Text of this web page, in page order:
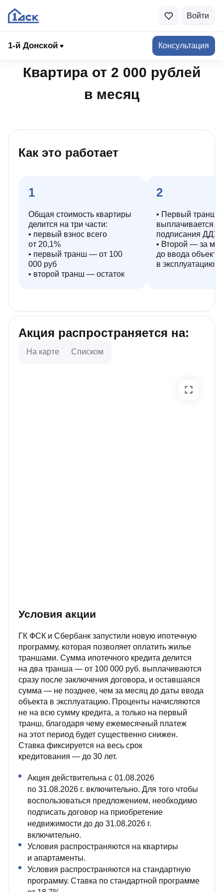
Войти
1-й Донской Консультация
Квартира от 2 000 рублей
в месяц
Как это работает
1
Общая стоимость квартиры
делится на три части:
• первый взнос всего
от 20,1%
• первый транш — от 100
000 руб
• второй транш — остаток
2
• Первый транш
выплачивается
подписания ДДУ
• Второй — за
до ввода объекта
в эксплуатацию
Акция распространяется на:
На карте Списком
Условия акции
ГК ФСК и Сбербанк запустили новую ипотечную
программу, которая позволяет оплатить жилье
траншами. Сумма ипотечного кредита делится
на два транша — от 100 000 руб. выплачиваются
сразу после заключения договора, и оставшаяся
сумма — не позднее, чем за месяц до даты ввода
объекта в эксплуатацию. Проценты начисляются
не на всю сумму кредита, а только на первый
транш, благодаря чему ежемесячный платеж
на этот период будет существенно снижен.
Ставка фиксируется на весь срок
кредитования — до 30 лет.
Акция действительна с 01.08.2026
по 31.08.2026 г. включительно. Для того чтобы
воспользоваться предложением, необходимо
подписать договор на приобретение
недвижимости до до 31.08.2026 г.
включительно.
Условия распространяются на квартиры
и апартаменты.
Условия распространяются на стандартную
программу. Ставка по стандартной программе